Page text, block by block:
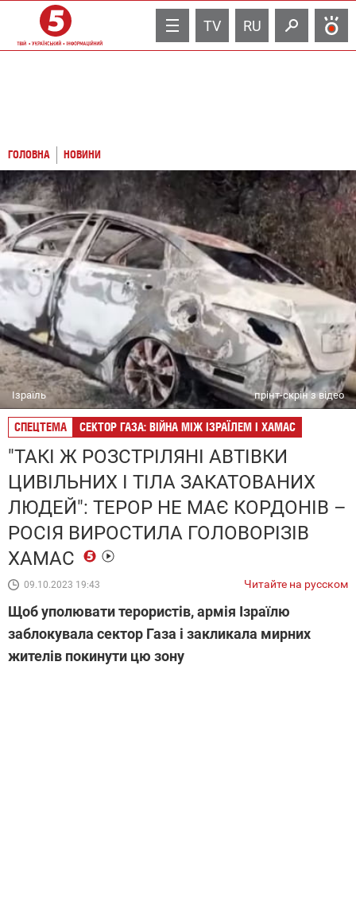
TV RU
ГОЛОВНА НОВИНИ
Ізраїль прінт-скрін з відео
СПЕЦТЕМА СЕКТОР ГАЗА: ВІЙНА МІЖ ІЗРАЇЛЕМ І ХАМАС
"ТАКІ Ж РОЗСТРІЛЯНІ АВТІВКИ
ЦИВІЛЬНИХ І ТІЛА ЗАКАТОВАНИХ
ЛЮДЕЙ": ТЕРОР НЕ МАЄ КОРДОНІВ –
РОСІЯ ВИРОСТИЛА ГОЛОВОРІЗІВ
ХАМАС
09.10.2023 19:43 Читайте на русском
Щоб уполювати терористів, армія Ізраїлю
заблокувала сектор Газа і закликала мирних
жителів покинути цю зону